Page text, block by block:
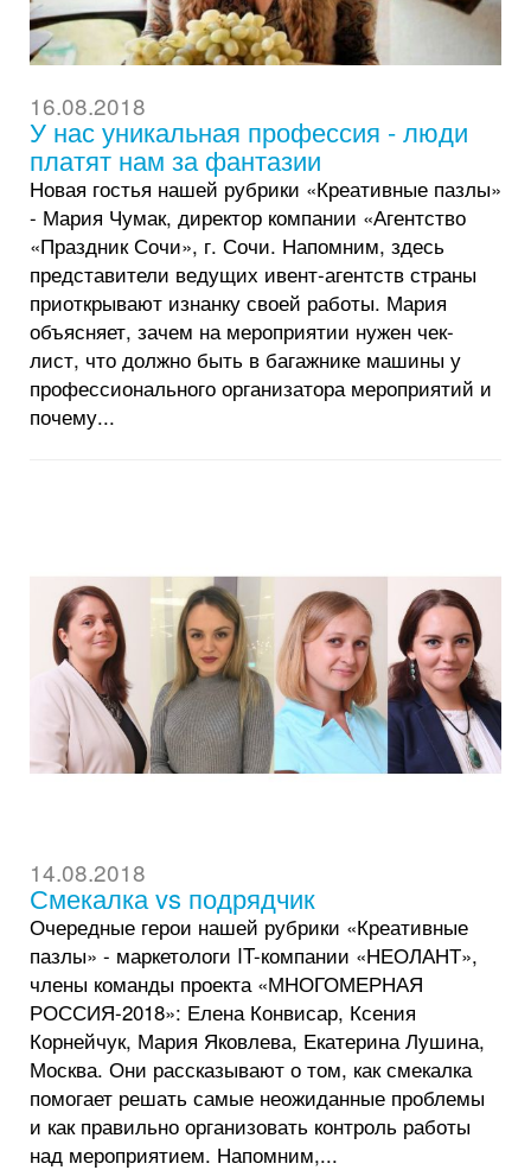
16.08.2018
У нас уникальная профессия - люди
платят нам за фантазии
Новая гостья нашей рубрики «Креативные пазлы»
- Мария Чумак, директор компании «Агентство
«Праздник Сочи», г. Сочи. Напомним, здесь
представители ведущих ивент-агентств страны
приоткрывают изнанку своей работы. Мария
объясняет, зачем на мероприятии нужен чек-
лист, что должно быть в багажнике машины у
профессионального организатора мероприятий и
почему...
14.08.2018
Смекалка vs подрядчик
Очередные герои нашей рубрики «Креативные
пазлы» - маркетологи IT-компании «НЕОЛАНТ»,
члены команды проекта «МНОГОМЕРНАЯ
РОССИЯ-2018»: Елена Конвисар, Ксения
Корнейчук, Мария Яковлева, Екатерина Лушина,
Москва. Они рассказывают о том, как смекалка
помогает решать самые неожиданные проблемы
и как правильно организовать контроль работы
над мероприятием. Напомним,...